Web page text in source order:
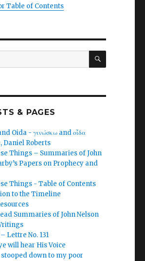
Table of Contents
SEARCH
& PAGES
Oida - γινώσκω and οἶδα
Daniel Roberts
Things – Summaries of John
Papers on Prophecy and
Things - Table of Contents
to the Timeline
Summaries of John Nelson
Lettre No. 131
will hear His Voice
stooped down to my poor